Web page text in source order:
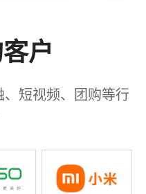
户
短视频、团购等行